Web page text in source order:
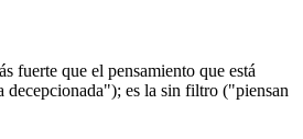
fuerte que el pensamiento que está
decepcionada"); es la sin filtro ("piensan